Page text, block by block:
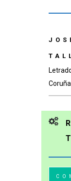
Coruña.